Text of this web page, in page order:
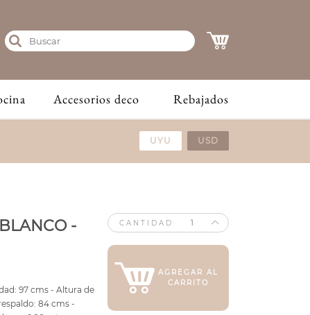
Accesorios deco Rebajados
UYU USD
-
97 cms - Altura de
84 cms -
CANTIDAD
AGREGAR AL
CARRITO